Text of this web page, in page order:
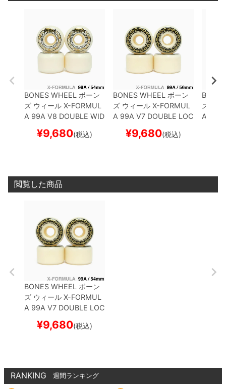
BONES WHEEL ボーン
ズ ウィール X-FORMUL
A 99A V8 DOUBLE WID
ボード スケボー
¥9,680(税込)
BONES WHEEL ボーン
ズ ウィール X-FORMUL
A 99A V7 DOUBLE LOC
ボード スケボー
¥9,680(税込)
ズ
A 97A
閲覧した商品
BONES WHEEL ボーン
ズ ウィール X-FORMUL
A 99A V7 DOUBLE LOC
ボード スケボー
¥9,680(税込)
RANKING 週間ランキング